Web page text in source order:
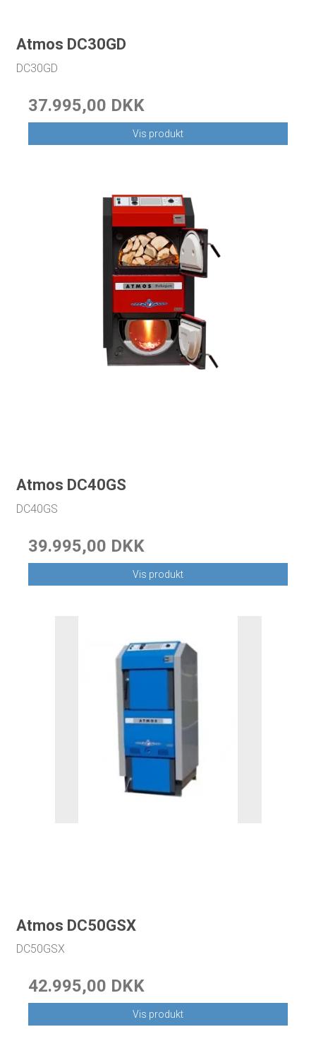
Atmos DC30GD
DC30GD
37.995,00 DKK
Vis produkt
Atmos DC40GS
DC40GS
39.995,00 DKK
Vis produkt
Atmos DC50GSX
DC50GSX
42.995,00 DKK
Vis produkt